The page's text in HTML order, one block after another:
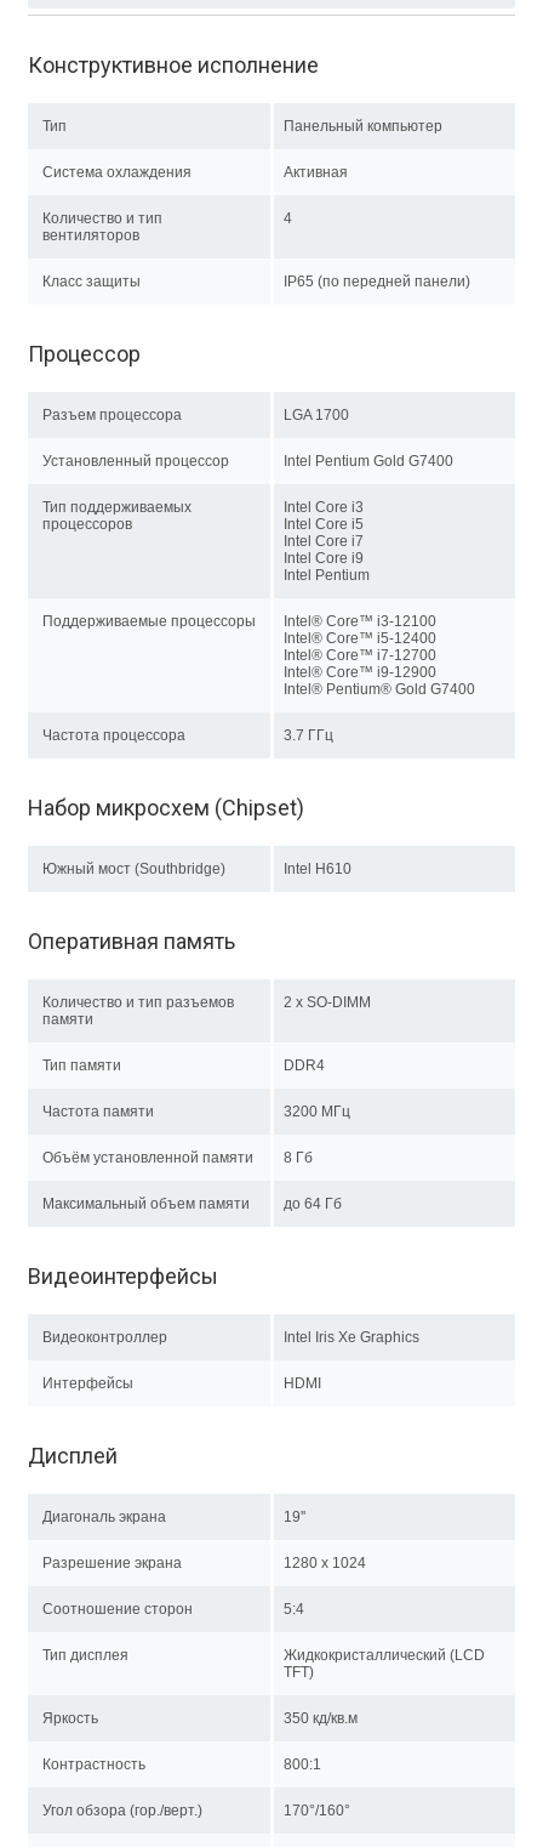
Конструктивное исполнение
Тип Панельный компьютер
Система охлаждения Активная
Количество и тип
вентиляторов
4
Класс защиты IP65 (по передней панели)
Процессор
Разъем процессора LGA 1700
Установленный процессор Intel Pentium Gold G7400
Тип поддерживаемых
процессоров
Intel Core i3
Intel Core i5
Intel Core i7
Intel Core i9
Intel Pentium
Поддерживаемые процессоры
Intel® Core™ i3-12100
Intel® Core™ i5-12400
Intel® Core™ i7-12700
Intel® Core™ i9-12900
Intel® Pentium® Gold G7400
Частота процессора 3.7 ГГц
Набор микросхем (Chipset)
Южный мост (Southbridge) Intel H610
Оперативная память
Количество и тип разъемов
памяти
2 x SO-DIMM
Тип памяти DDR4
Частота памяти 3200 МГц
Объём установленной памяти 8 Гб
Максимальный объем памяти до 64 Гб
Видеоинтерфейсы
Видеоконтроллер Intel Iris Xe Graphics
Интерфейсы HDMI
Дисплей
Диагональ экрана 19''
Разрешение экрана 1280 x 1024
Соотношение сторон 5:4
Тип дисплея
Жидкокристаллический (LCD
TFT)
Яркость 350 кд/кв.м
Контрастность 800:1
Угол обзора (гор./верт.) 170°/160°